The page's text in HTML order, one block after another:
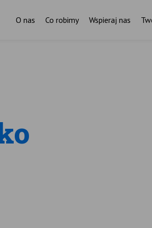
O nas Co robimy Wspieraj nas
stałym darczyńcą Fundacji